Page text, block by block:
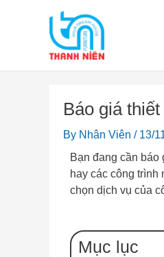
Báo giá
By Nhân Viên / 13/
Bạn đang cần báo
hay các công trình
chọn dịch vụ của
Mục lục